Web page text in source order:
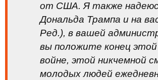
от США. Я также
Дональда Трампа и на
Ред.), в вашей
вы положите конец этой
войне, этой никчемной
молодых людей